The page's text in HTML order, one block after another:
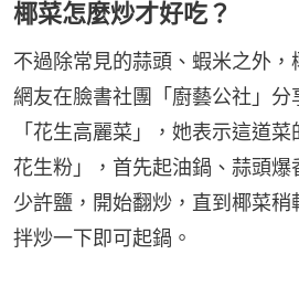
椰菜怎麼炒才好吃？
不過除常見的蒜頭、蝦米之外
網友在臉書社團「廚藝公社」
「花生高麗菜」，她表示這道
花生粉」，首先起油鍋、蒜頭爆
少許鹽，開始翻炒，直到椰菜
拌炒一下即可起鍋。